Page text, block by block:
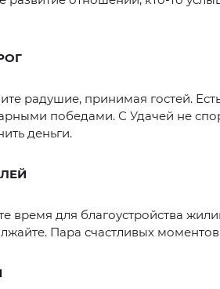
радушие, принимая гостей.
победами. С Удачей не
деньги.
время для благоустройства
Пара счастливых